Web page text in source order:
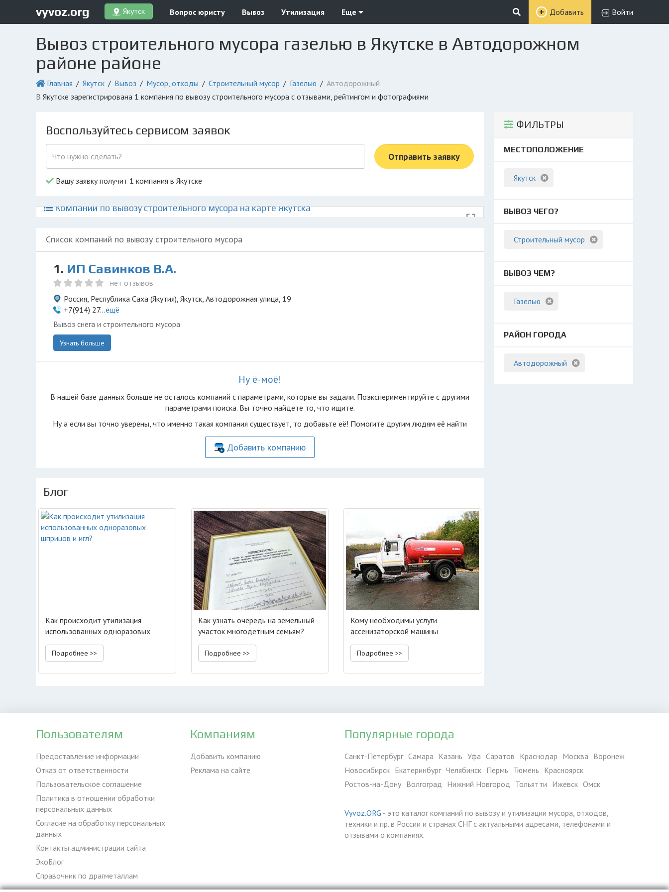
vyvoz.org Якутск Вопрос юристу Вывоз Утилизация Еще Добавить Войти
Вывоз строительного мусора газелью в Якутске в Автодорожном
районе районе
Главная Якутск Вывоз Мусор, отходы Строительный мусор Газелью
Автодорожный
в Якутске зарегистрирована 1 компания по вывозу строительного мусора с отзывами, рейтингом и фотографиями
ФИЛЬТРЫ
МЕСТОПОЛОЖЕНИЕ
Якутск
ВЫВОЗ ЧЕГО?
Строительный мусор
ВЫВОЗ ЧЕМ?
Газелью
РАЙОН ГОРОДА
Автодорожный
Воспользуйтесь сервисом заявок
Отправить заявку
Вашу заявку получит 1 компания в Якутске
Компании по вывозу строительного мусора на карте Якутска
Список компаний по вывозу строительного мусора
1. ИП Савинков В.А.
нет отзывов
Россия, Республика Саха (Якутия), Якутск, Автодорожная улица, 19
+7(914) 27...ещё
Вывоз снега и строительного мусора
Узнать больше
Ну ё-моё!
В нашей базе данных больше не осталоcь компаний с параметрами, которые вы задали. Поэкспериментируйте с другими
параметрами поиска. Вы точно найдете то, что ищите.
Ну а если вы точно уверены, что именно такая компания существует, то добавьте её! Помогите другим людям её найти
Добавить компанию
Блог
Как происходит утилизация
использованных одноразовых
шприцов и игл?
Подробнее >>
Как узнать очередь на земельный
участок многодетным семьям?
Подробнее >>
Кому необходимы услуги
ассенизаторской машины
Подробнее >>
Пользователям
Предоставление информации
Отказ от ответственности
Пользовательское соглашение
Политика в отношении обработки
персональных данных
Согласие на обработку персональных
данных
Контакты администрации сайта
ЭкоБлог
Справочник по драгметаллам
Компаниям
Добавить компанию
Реклама на сайте
Популярные города
Санкт-Петербург Самара Казань Уфа Саратов Краснодар Москва Воронеж
Новосибирск Екатеринбург Челябинск Пермь Тюмень Красноярск
Ростов-на-Дону Волгоград Нижний Новгород Тольятти Ижевск Омск
Vyvoz.ORG - это каталог компаний по вывозу и утилизации мусора, отходов,
техники и пр. в России и странах СНГ с актуальными адресами, телефонами и
отзывами о компаниях.